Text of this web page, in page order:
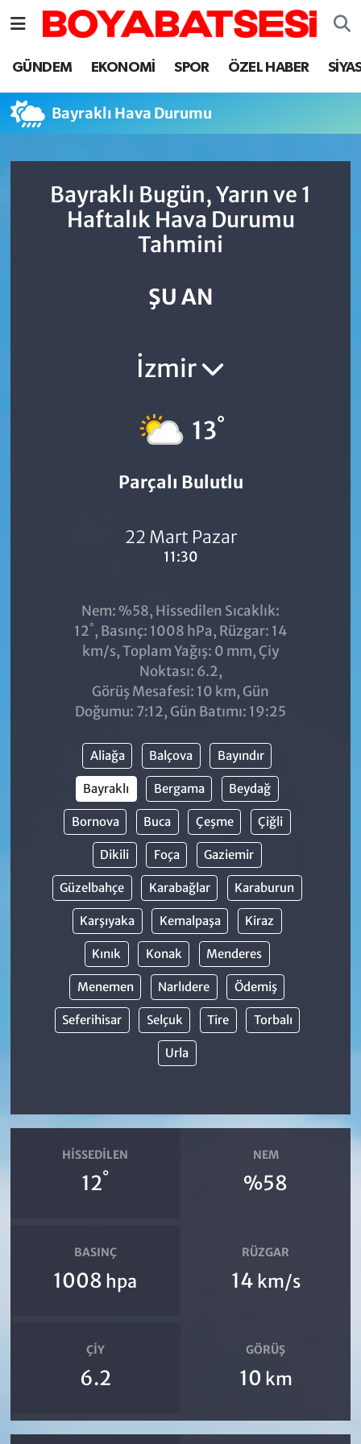
GÜNDEM EKONOMİ SPOR ÖZEL HABER
Bayraklı Hava Durumu
Bayraklı Bugün, Yarın ve 1
Haftalık Hava Durumu
Tahmini
ŞU AN
İzmir
13°
Parçalı Bulutlu
22 Mart Pazar
11:30
Nem: %58, Hissedilen Sıcaklık:
12°, Basınç: 1008 hPa, Rüzgar: 14
km/s, Toplam Yağış: 0 mm, Çiy
Noktası: 6.2,
Görüş Mesafesi: 10 km, Gün
Doğumu: 7:12, Gün Batımı: 19:25
Aliağa Balçova Bayındır
Bayraklı Bergama Beydağ
Bornova Buca Çeşme Çiğli
Dikili Foça Gaziemir
Güzelbahçe Karabağlar Karaburun
Karşıyaka Kemalpaşa Kiraz
Kınık Konak Menderes
Menemen Narlıdere Ödemiş
Seferihisar Selçuk Tire Torbalı
Urla
HISSEDILEN
12°
NEM
%58
BASINÇ
1008 hpa
RÜZGAR
14 km/s
ÇIY
6.2
GÖRÜŞ
10 km
Sinop Nöbetçi Eczaneler
Sinop Hava Durumu
Sinop Trafik Yoğunluk Haritası
Süper Lig Puan Durumu ve Fikstür
Son Dakika Haberleri